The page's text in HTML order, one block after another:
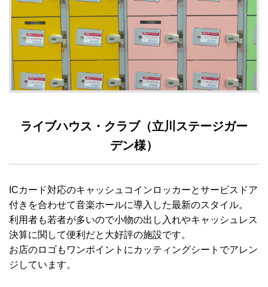
ライブハウス・クラブ（立川ステージガー
デン様）
ICカード対応のキャッシュコインロッカーとサービスドア
付きを合わせて音楽ホールに導入した最新のスタイル。
利用者も若者が多いので小物の出し入れやキャッシュレス
決算に関して便利だと大好評の施設です。
お店のロゴもワンポイントにカッティングシートでアレン
ジしています。